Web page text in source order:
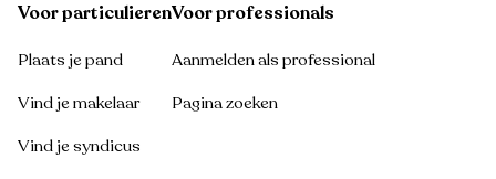
Voor particulieren
Plaats je pand
Vind je makelaar
Vind je syndicus
Voor professionals
Aanmelden als professional
Pagina zoeken